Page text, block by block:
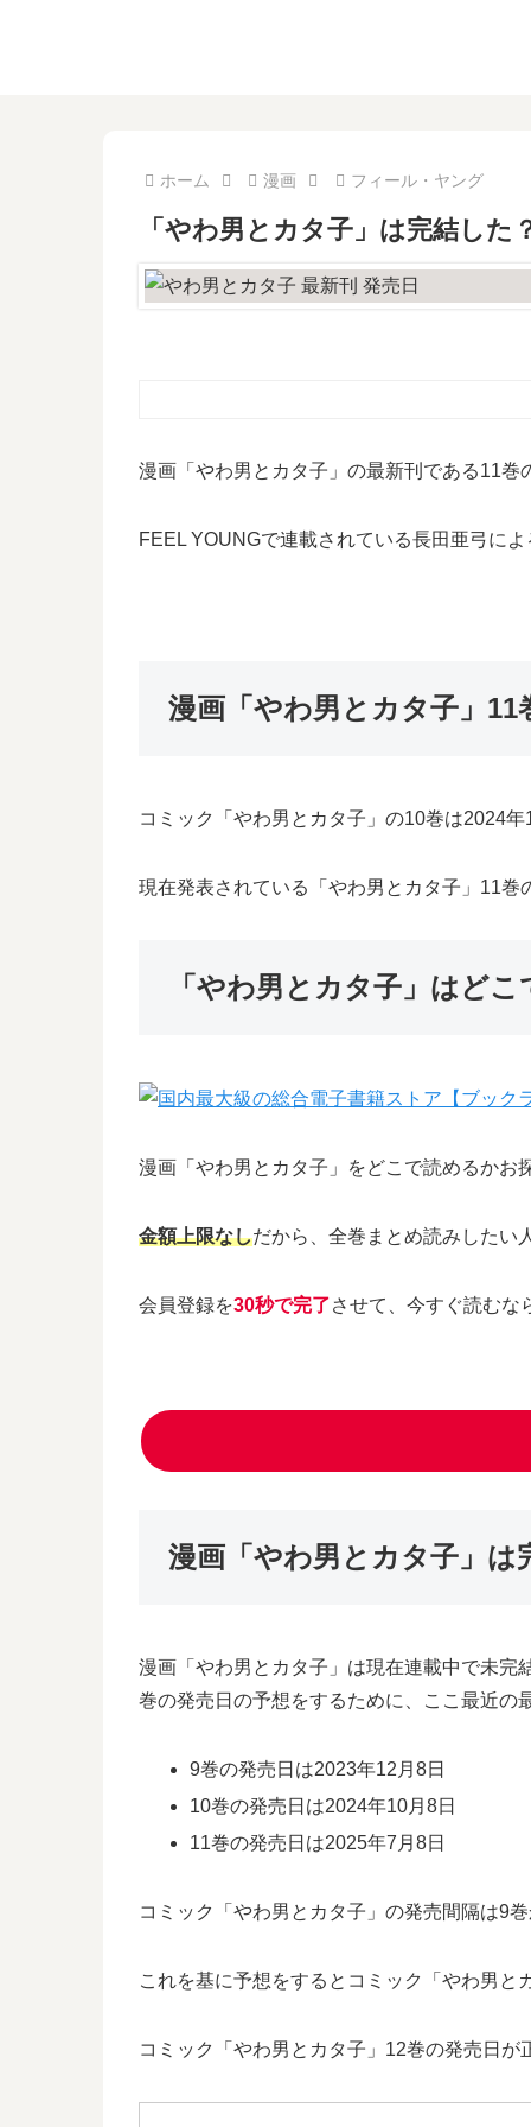
ホーム 漫画 フィール・ヤング
「やわ男とカタ子」は完結し
漫画「やわ男とカタ子」の最新刊である11
FEEL YOUNGで連載されている長田亜弓に
漫画「やわ男とカタ子」11
コミック「やわ男とカタ子」の10巻は2024
現在発表されている「やわ男とカタ子」11
「やわ男とカタ子」はど
漫画「やわ男とカタ子」をどこで読めるかお
金額上限なしだから、全巻まとめ読みしたい
会員登録を30秒で完了させて、今すぐ読むな
漫画「やわ男とカタ子」は
漫画「やわ男とカタ子」は現在連載中で未完
巻の発売日の予想をするために、ここ最近の
9巻の発売日は2023年12月8日
10巻の発売日は2024年10月8日
11巻の発売日は2025年7月8日
コミック「やわ男とカタ子」の発売間隔は9
これを基に予想をするとコミック「やわ男
コミック「やわ男とカタ子」12巻の発売日